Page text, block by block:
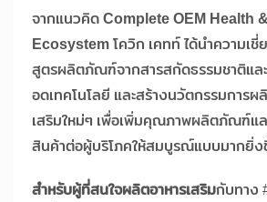
จากแนวคิดComplete OEM Health
Ecosystemโควิก เคทท์ ได้นำความเ
สูตรผลิตภัณฑ์จากสารสกัดธรรมชาติแล
อดเทคโนโลยี และสร้างนวัตกรรมการ
เสริมใหม่ๆ เพื่อเพิ่มคุณภาพผลิตภัณฑ์แ
สินค้าต่อผู้บริโภคให้สมบูรณ์แบบมากยิ่ง
สำหรับผู้ที่สนใจผลิตอาหารเสริมกับทาง